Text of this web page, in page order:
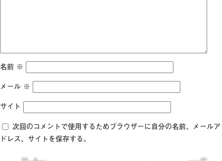
名前 ※
メール ※
サイト
次回のコメントで使用するためブラウザーに自分の名前、メールア
ドレス、サイトを保存する。